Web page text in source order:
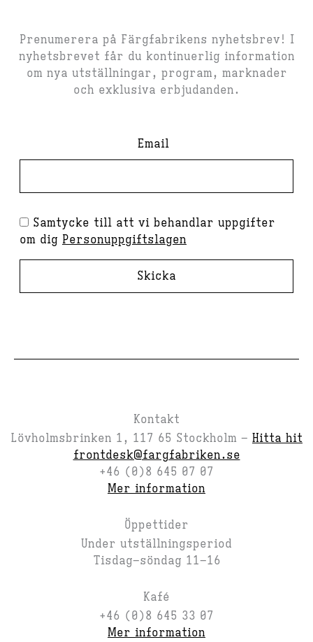
Prenumerera på Färgfabrikens nyhetsbrev! I
nyhetsbrevet får du kontinuerlig information
om nya utställningar, program, marknader
och exklusiva erbjudanden.
Email
Samtycke till att vi behandlar uppgifter
om dig Personuppgiftslagen
Skicka
Kontakt
Lövholmsbrinken 1, 117 65 Stockholm – Hitta hit
frontdesk@fargfabriken.se
+46 (0)8 645 07 07
Mer information
Öppettider
Under utställningsperiod
Tisdag–söndag 11–16
Kafé
+46 (0)8 645 33 07
Mer information